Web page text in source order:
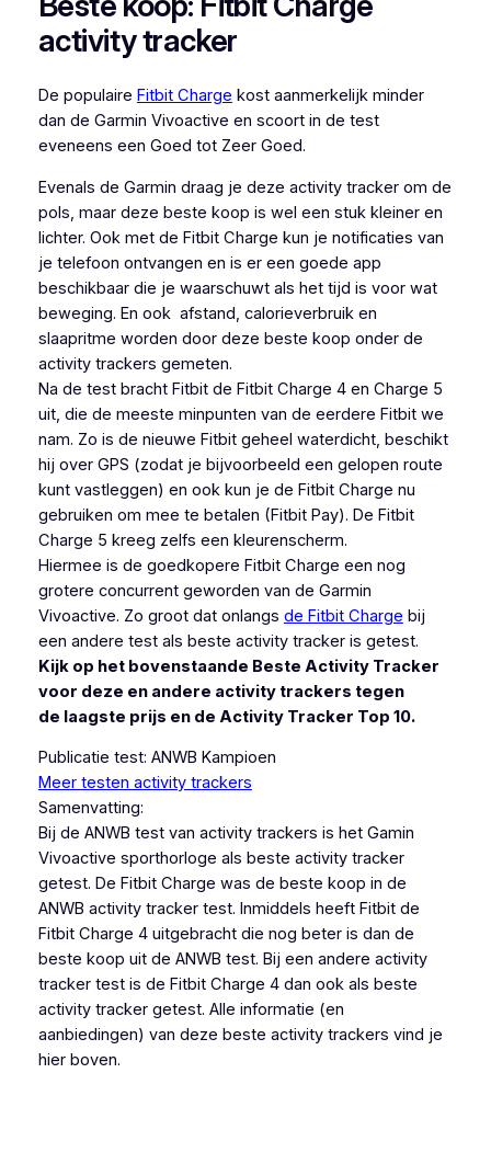
activity tracker
De populaire Fitbit Charge kost aanmerkelijk minder
dan de Garmin Vivoactive en scoort in de test
eveneens een Goed tot Zeer Goed.
Evenals de Garmin draag je deze activity tracker om de
pols, maar deze beste koop is wel een stuk kleiner en
lichter. Ook met de Fitbit Charge kun je notificaties van
je telefoon ontvangen en is er een goede app
beschikbaar die je waarschuwt als het tijd is voor wat
beweging. En ook afstand, calorieverbruik en
slaapritme worden door deze beste koop onder de
activity trackers gemeten.
Na de test bracht Fitbit de Fitbit Charge 4 en Charge 5
uit, die de meeste minpunten van de eerdere Fitbit we
nam. Zo is de nieuwe Fitbit geheel waterdicht, beschikt
hij over GPS (zodat je bijvoorbeeld een gelopen route
kunt vastleggen) en ook kun je de Fitbit Charge nu
gebruiken om mee te betalen (Fitbit Pay). De Fitbit
Charge 5 kreeg zelfs een kleurenscherm.
Hiermee is de goedkopere Fitbit Charge een nog
grotere concurrent geworden van de Garmin
Vivoactive. Zo groot dat onlangs de Fitbit Charge bij
een andere test als beste activity tracker is getest.
Kijk op het bovenstaande Beste Activity Tracker
voor deze en andere activity trackers tegen
de laagste prijs en de Activity Tracker Top 10.
Publicatie test: ANWB Kampioen
Meer testen activity trackers
Samenvatting:
Bij de ANWB test van activity trackers is het Gamin
Vivoactive sporthorloge als beste activity tracker
getest. De Fitbit Charge was de beste koop in de
ANWB activity tracker test. Inmiddels heeft Fitbit de
Fitbit Charge 4 uitgebracht die nog beter is dan de
beste koop uit de ANWB test. Bij een andere activity
tracker test is de Fitbit Charge 4 dan ook als beste
activity tracker getest. Alle informatie (en
aanbiedingen) van deze beste activity trackers vind je
hier boven.